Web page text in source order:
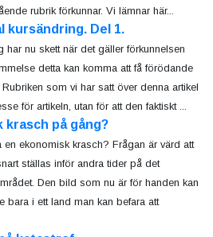
rubrik förkunnar. Vi lämnar här...
kursändring. Del 1.
har nu skett när det gäller förkunnelsen
detta kan komma att få förödande
Rubriken som vi har satt över denna artikel
för artikeln, utan för att den faktiskt ...
krasch på gång?
en ekonomisk krasch? Frågan är värd att
ställas inför andra tider på det
Den bild som nu är för handen kan
bara i ett land man kan befara att